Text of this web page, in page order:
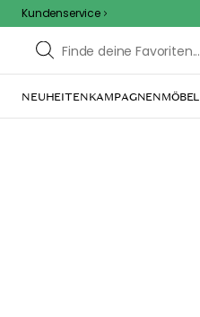
Kundenservice
NEUHEITENKAMPAGNENMÖBEL